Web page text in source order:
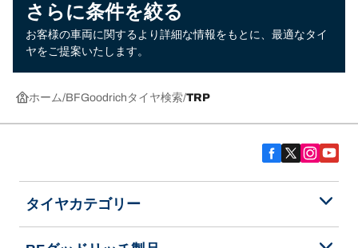
さらに条件を絞る
お客様の車両に関するより詳細な情報をもとに、最適なタイ
ヤをご提案いたします。
ホーム BFGoodrichタイヤ検索 TRP
タイヤカテゴリー